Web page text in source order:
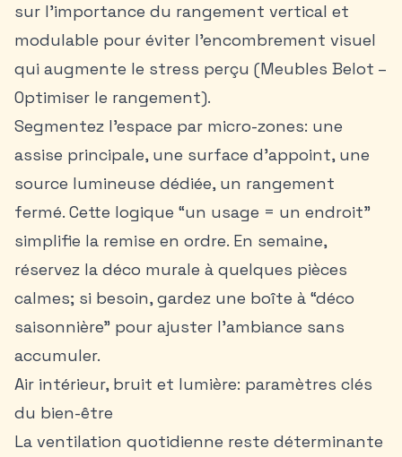
sur l’importance du rangement vertical et
modulable pour éviter l’encombrement visuel
qui augmente le stress perçu (Meubles Belot –
Optimiser le rangement).
Segmentez l’espace par micro-zones: une
assise principale, une surface d’appoint, une
source lumineuse dédiée, un rangement
fermé. Cette logique “un usage = un endroit”
simplifie la remise en ordre. En semaine,
réservez la déco murale à quelques pièces
calmes; si besoin, gardez une boîte à “déco
saisonnière” pour ajuster l’ambiance sans
accumuler.
Air intérieur, bruit et lumière: paramètres clés
du bien-être
La ventilation quotidienne reste déterminante